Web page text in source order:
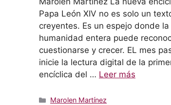
Papa León XIV no es solo un
creyentes. Es un espejo donde la
humanidad entera puede
cuestionarse y crecer. EL mes
inicie la lectura digital de la
encíclica del … Leer más
Categorías
Marolen Martínez